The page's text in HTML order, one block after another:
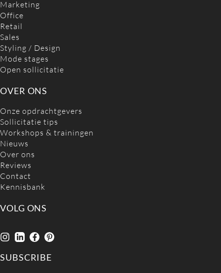
Marketing
Office
Retail
Sales
Styling / Design
Mode stages
Open sollicitatie
OVER ONS
Onze opdrachtgevers
Sollicitatie tips
Workshops & trainingen
Nieuws
Over ons
Reviews
Contact
Kennisbank
VOLG ONS
SUBSCRIBE